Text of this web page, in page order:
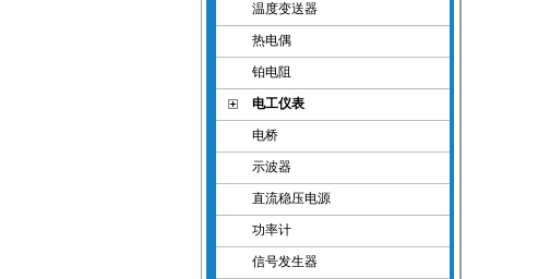
温度变送器
热电偶
铂电阻
电工仪表
电桥
示波器
直流稳压电源
功率计
信号发生器